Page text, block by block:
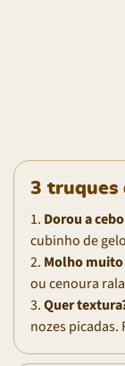
3 truques
1. Dorou a
cubinho de
2. Molho muito
ou cenoura
3.Quer
nozes picadas.